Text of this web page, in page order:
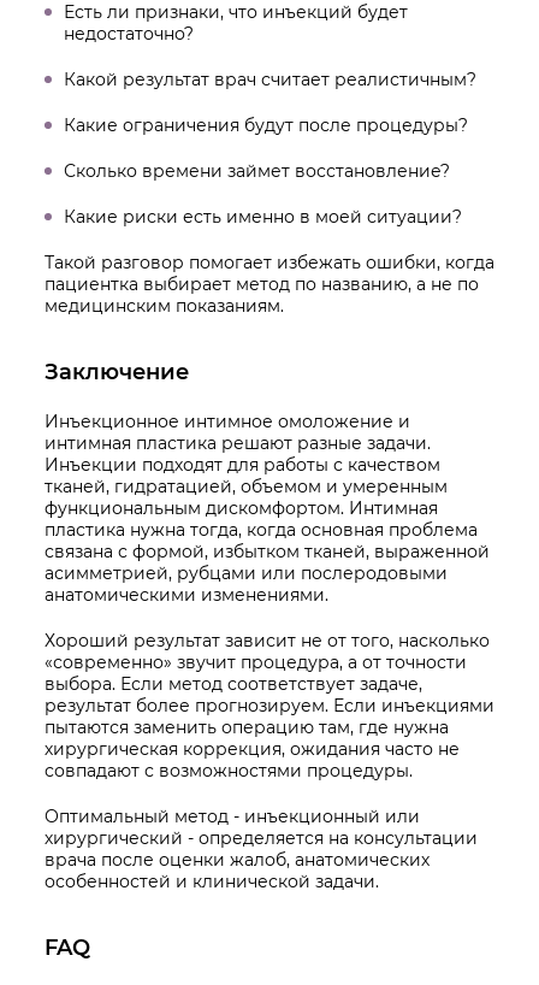
Есть ли признаки, что инъекций будет
недостаточно?
Какой результат врач считает реалистичным?
Какие ограничения будут после процедуры?
Сколько времени займет восстановление?
Какие риски есть именно в моей ситуации?
Такой разговор помогает избежать ошибки, когда
пациентка выбирает метод по названию, а не по
медицинским показаниям.
Заключение
Инъекционное интимное омоложение и
интимная пластика решают разные задачи.
Инъекции подходят для работы с качеством
тканей, гидратацией, объемом и умеренным
функциональным дискомфортом. Интимная
пластика нужна тогда, когда основная проблема
связана с формой, избытком тканей, выраженной
асимметрией, рубцами или послеродовыми
анатомическими изменениями.
Хороший результат зависит не от того, насколько
«современно» звучит процедура, а от точности
выбора. Если метод соответствует задаче,
результат более прогнозируем. Если инъекциями
пытаются заменить операцию там, где нужна
хирургическая коррекция, ожидания часто не
совпадают с возможностями процедуры.
Оптимальный метод - инъекционный или
хирургический - определяется на консультации
врача после оценки жалоб, анатомических
особенностей и клинической задачи.
FAQ